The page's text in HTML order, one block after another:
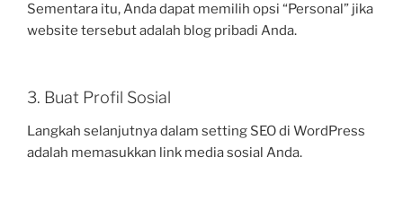
Sementara itu, Anda dapat memilih opsi “Personal” jika
website tersebut adalah blog pribadi Anda.
3. Buat Profil Sosial
Langkah selanjutnya dalam setting SEO di WordPress
adalah memasukkan link media sosial Anda.